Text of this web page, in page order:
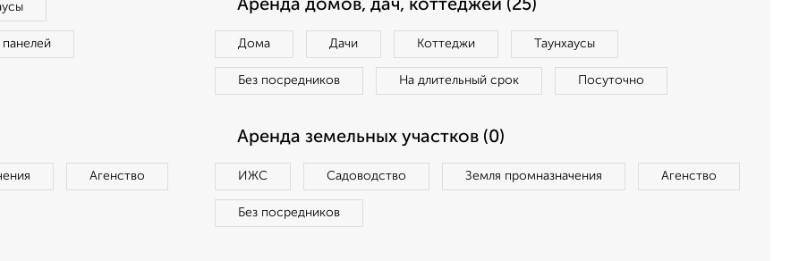
Аренда домов, дач, коттеджей (25)
Дома Дачи Коттеджи Таунхаусы
Без посредников На длительный срок Посуточно
Агенство
Аренда земельных участков (0)
ИЖС Садоводство Земля промназначения Агенство
Без посредников